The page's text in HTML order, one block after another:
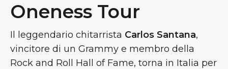
Oneness Tour
Il leggendario chitarrista Carlos Santana,
vincitore di un Grammy e membro della
Rock and Roll Hall of Fame, torna in Italia per